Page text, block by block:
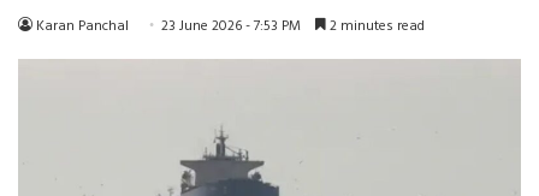
Karan Panchal 23 June 2026 - 7:53 PM 2 minutes read